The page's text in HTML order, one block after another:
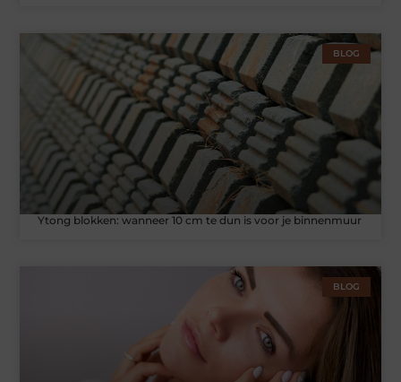
BLOG
Ytong blokken: wanneer 10 cm te dun is voor je binnenmuur
BLOG